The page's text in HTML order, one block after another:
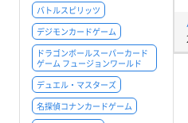
バトルスピリッツ
デジモンカードゲーム
ドラゴンボールスーパーカード
ゲーム フュージョンワールド
デュエル・マスターズ
名探偵コナンカードゲーム